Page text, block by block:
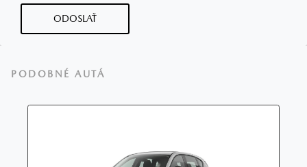
ODOSLAŤ
PODOBNÉ AUTÁ